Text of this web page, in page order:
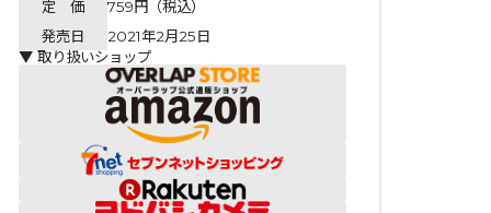
定 価
759円（税込）
発売日
2021年2月25日
▼ 取り扱いショップ